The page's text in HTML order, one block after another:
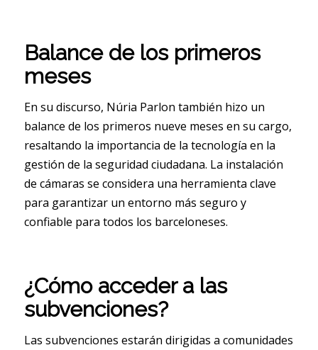
Balance de los primeros
meses
En su discurso, Núria Parlon también hizo un
balance de los primeros nueve meses en su cargo,
resaltando la importancia de la tecnología en la
gestión de la seguridad ciudadana. La instalación
de cámaras se considera una herramienta clave
para garantizar un entorno más seguro y
confiable para todos los barceloneses.
¿Cómo acceder a las
subvenciones?
Las subvenciones estarán dirigidas a comunidades